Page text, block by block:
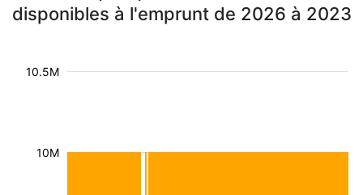
disponibles à l'emprunt de 2026 à 2023
10M
10.5M